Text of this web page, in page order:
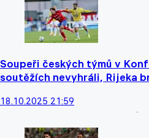
Soupeři českých týmů v
soutěžích nevyhráli, Rijeka
18.10.2025 21:59